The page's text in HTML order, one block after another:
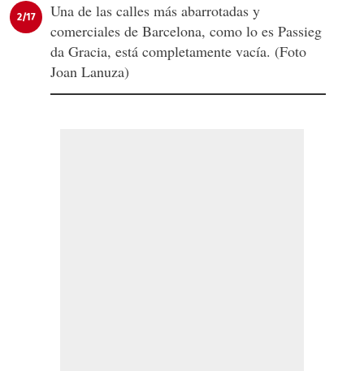
2/17
Una de las calles más abarrotadas y
comerciales de Barcelona, como lo es Passieg
da Gracia, está completamente vacía. (Foto
Joan Lanuza)